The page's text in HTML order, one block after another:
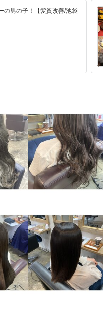
の男の子！【髪質改善/池袋